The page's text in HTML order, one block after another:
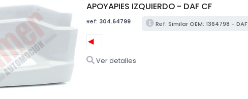
APOYAPIES IZQUIERDO - DAF CF
Ref: 304.64799 Ref. Similar OEM: 1364798 - DAF
Ver detalles